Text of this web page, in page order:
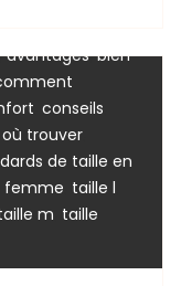
,avantages,bien
conseils
où trouver
de taille en
femme taille l
m taille